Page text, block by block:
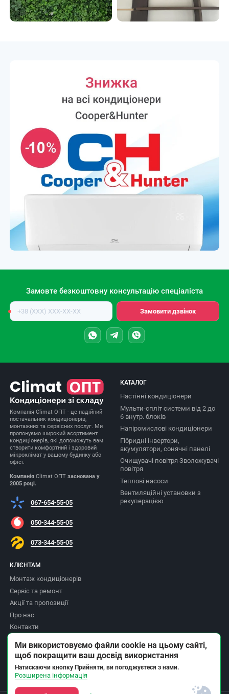
Замовте безкоштовну консультацію спеціаліста
Номер
телефону
Замовити дзвінок
Компанія Climat ОПТ - це надійний
постачальник кондиціонерів,
монтажних та сервісних послуг. Ми
пропонуємо широкий асортимент
кондиціонерів, які допоможуть вам
створити комфортний і здоровий
мікроклімат у вашому будинку або
офісі.
Компанія Climat ОПТзаснована у
2005 році.
067-654-55-05
050-344-55-05
073-344-55-05
КАТАЛОГ
Настінні кондиціонери
Мульти-спліт системи від 2 до
6 внутр. блоків
Напіромислові кондиціонери
Гібридні інвертори,
акумулятори, сонячні панелі
Очищувачі повітря Зволожувачі
повітря
Теплові насоси
Вентиляційні установки з
рекуперацією
КЛІЄНТАМ
Монтаж кондиціонерів
Сервіс та ремонт
Акції та пропозиції
Про нас
Контакти
Повернення товару
Ми використовуємо файли cookie на цьому сайті,
щоб покращити ваш досвід використання
Натискаючи кнопку Прийняти, ви погоджуєтеся з нами.
Розширена інформація